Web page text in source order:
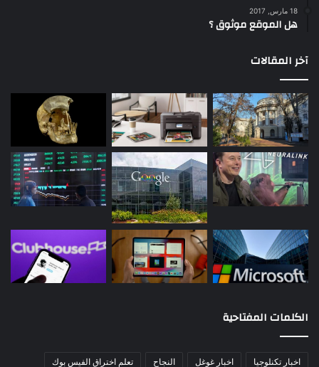
18 مارس, 2017
هل الموقع موثوق ؟
آخر المقالات
الكلمات المفتاحية
اخبار تكنلوجيا اخبار غوغل النجاح تعلم اختراق الفيس بوك